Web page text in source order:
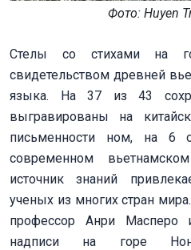
Фото: Huyеn
Стелы со стихами на
свидетельством древней
языка. На 37 из 43
выгравированы на
письменности ном, на 6
современном
источник знаний
ученых из многих стран
профессор Анри Масперо
надписи на горе